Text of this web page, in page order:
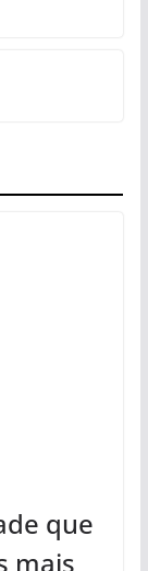
60 anos
que